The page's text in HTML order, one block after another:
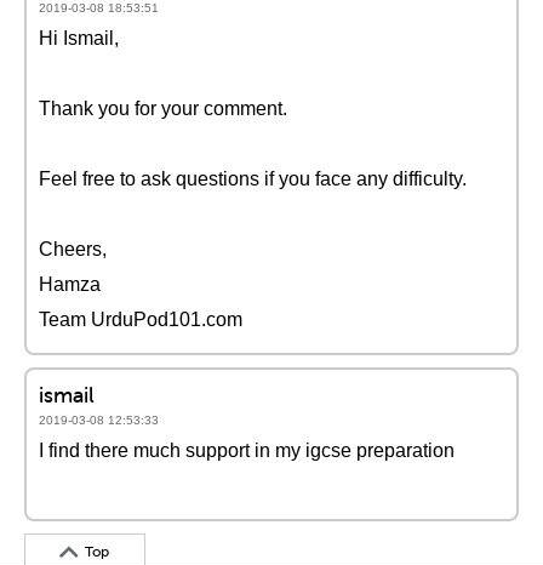
2019-03-08 18:53:51
Hi Ismail,
Thank you for your comment.
Feel free to ask questions if you face any difficulty.
Cheers,
Hamza
Team UrduPod101.com
ismail
2019-03-08 12:53:33
I find there much support in my igcse preparation
Top